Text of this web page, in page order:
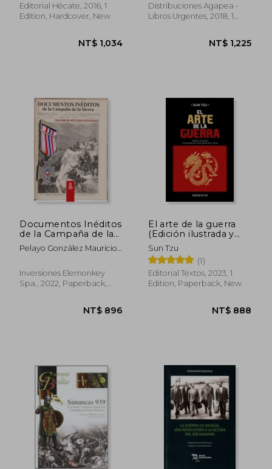
NT$ 1,073
NT$ 872
Editorial Hécate, 2016, 1
Edition, Hardcover, New
Distribuciones Agapea -
Libros Urgentes, 2018, 1
Documentos Inéditos
de la Campaña de la
Sierra (in Spanish)
Pelayo González Mauricio
Inversiones Elemonkey
Spa., 2022, Paperback,
El arte de la guerra
(Edición ilustrada y
comentada) (in
Spanish)
Sun Tzu
(1)
Editorial Textos, 2023, 1
Edition, Paperback, New